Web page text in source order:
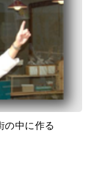
の中に作る